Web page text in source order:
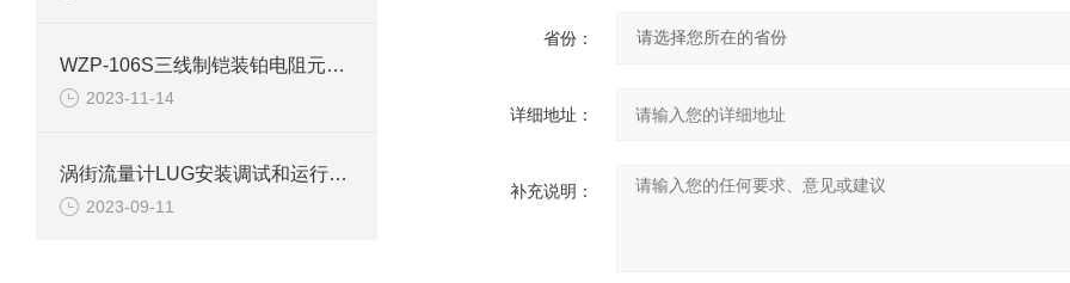
WZP-106S三线制铠装铂电阻元件技术参数
2023-11-14
涡街流量计LUG安装调试和运行过程容易出现的问题
2023-09-11
省份：
详细地址：
补充说明：